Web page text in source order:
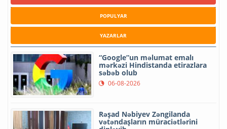
POPULYAR
YAZARLAR
“Google”un məlumat emalı
mərkəzi Hindistanda etirazlara
səbəb olub
06-08-2026
Rəşad Nəbiyev Zəngilanda
vətəndaşların müraciətlərini